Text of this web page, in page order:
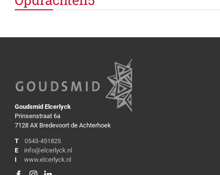
Goudsmid Elcerlyck
Prinsenstraat 6a
7128 AX Bredevoort de Achterhoek
T
0543-451825
E
info@elcerlyck.nl
I
www.elcerlyck.nl